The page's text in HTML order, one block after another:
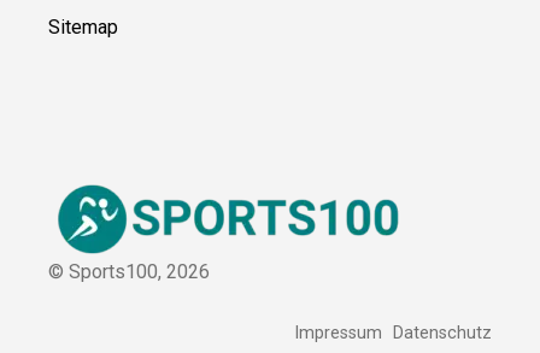
Sitemap
© Sports100, 2026
Impressum Datenschutz